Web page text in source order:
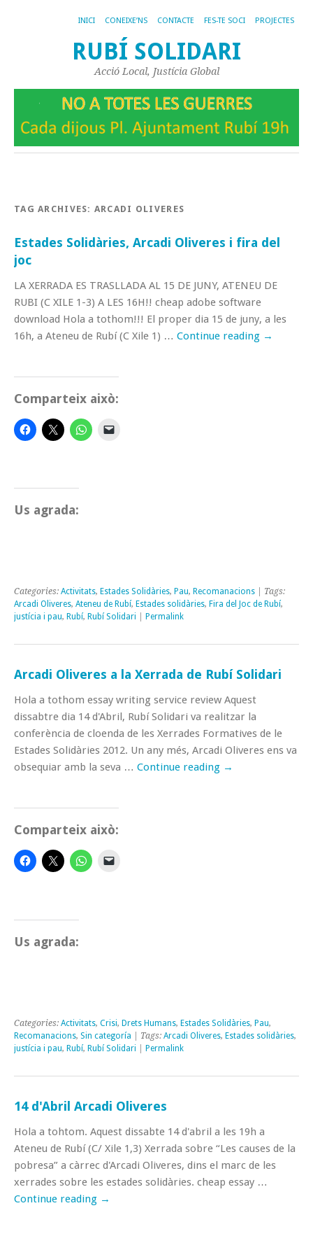
INICI CONEIXE’NS CONTACTE FES-TE SOCI PROJECTES
RUBÍ SOLIDARI
Acció Local, Justícia Global
TAG ARCHIVES: ARCADI OLIVERES
Estades Solidàries, Arcadi Oliveres i fira del
joc
LA XERRADA ES TRASLLADA AL 15 DE JUNY, ATENEU DE
RUBI (C XILE 1-3) A LES 16H!! cheap adobe software
download Hola a tothom!!! El proper dia 15 de juny, a les
16h, a Ateneu de Rubí (C Xile 1) … Continue reading →
Comparteix això:
Us agrada:
Categories: Activitats, Estades Solidàries, Pau, Recomanacions | Tags:
Arcadi Oliveres, Ateneu de Rubí, Estades solidàries, Fira del Joc de Rubí,
justícia i pau, Rubí, Rubí Solidari Permalink
Arcadi Oliveres a la Xerrada de Rubí Solidari
Hola a tothom essay writing service review Aquest
dissabtre dia 14 d'Abril, Rubí Solidari va realitzar la
conferència de cloenda de les Xerrades Formatives de le
Estades Solidàries 2012. Un any més, Arcadi Oliveres ens va
obsequiar amb la seva … Continue reading →
Comparteix això:
Us agrada:
Categories: Activitats, Crisi, Drets Humans, Estades Solidàries, Pau,
Recomanacions, Sin categoría | Tags: Arcadi Oliveres, Estades solidàries,
justícia i pau, Rubí, Rubí Solidari Permalink
14 d'Abril Arcadi Oliveres
Hola a tohtom. Aquest dissabte 14 d'abril a les 19h a
Ateneu de Rubí (C/ Xile 1,3) Xerrada sobre “Les causes de la
pobresa” a càrrec d'Arcadi Oliveres, dins el marc de les
xerrades sobre les estades solidàries. cheap essay …
Continue reading →